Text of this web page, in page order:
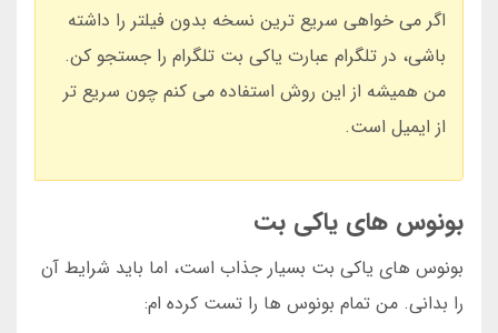
اگر می خواهی سریع ترین نسخه بدون فیلتر را داشته
باشی، در تلگرام عبارت یاکی بت تلگرام را جستجو کن.
من همیشه از این روش استفاده می کنم چون سریع تر
از ایمیل است.
بونوس های یاکی بت
بونوس های یاکی بت بسیار جذاب است، اما باید شرایط آن
را بدانی. من تمام بونوس ها را تست کرده ام: